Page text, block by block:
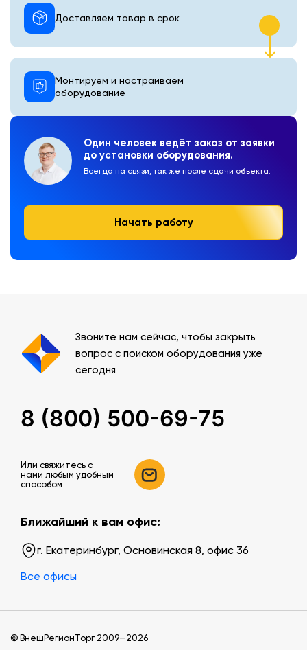
Один человек ведёт заказ от заявки
до установки оборудования.
Всегда на связи, так же после сдачи объекта.
Начать работу
Монтируем и настраиваем
оборудование
Доставляем товар в срок
Звоните нам сейчас, чтобы закрыть
вопрос с поиском оборудования уже
сегодня
8 (800) 500-69-75
Или свяжитесь c
нами любым удобным
способом
Ближайший к вам офис:
г. Екатеринбург, Основинская 8, офис 36
Все офисы
© ВнешРегионТорг 2009—2026